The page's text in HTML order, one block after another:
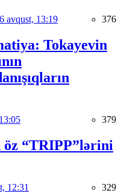
avqust, 13:19 376
Tokayevin
379
“TRIPP”lərini
12:31 329